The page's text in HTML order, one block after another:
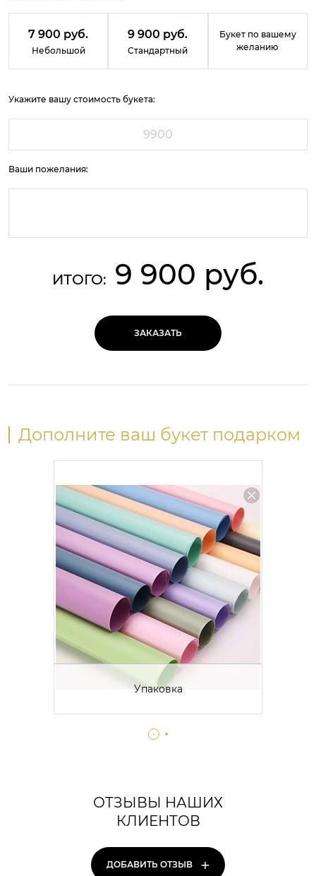
7 900 руб.
Небольшой
9 900 руб.
Стандартный
Букет по вашему
желанию
Укажите вашу стоимость букета:
Ваши пожелания:
ИТОГО: 9 900 руб.
ЗАКАЗАТЬ
Дополните ваш букет подарком
Упаковка
ОТЗЫВЫ НАШИХ
КЛИЕНТОВ
ДОБАВИТЬ ОТЗЫВ +